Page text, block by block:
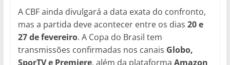
A CBF ainda divulgará a data exata do confronto,
mas a partida deve acontecer entre os dias 20 e
27 de fevereiro. A Copa do Brasil tem
transmissões confirmadas nos canais Globo,
SporTV e Premiere, além da plataforma Amazon